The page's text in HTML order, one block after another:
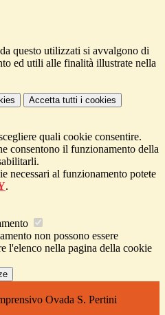
questo utilizzati si avvalgono di
ed utili alle finalità illustrate nella
Accetta tutti i cookies
quali cookie consentire.
consentono il funzionamento della
necessari al funzionamento potete
.
non possono essere
l'elenco nella pagina della cookie
Ovada S. Pertini